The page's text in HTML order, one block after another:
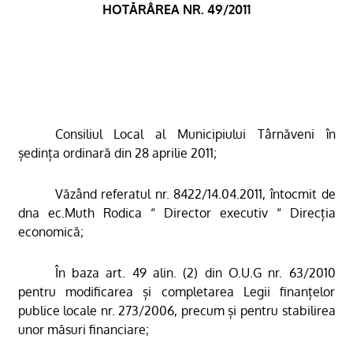
HOTĂRÂREA NR. 49/2011
Consiliul Local al Municipiului Târnăveni în
ședința ordinară din 28 aprilie 2011;
Văzând referatul nr. 8422/14.04.2011, întocmit de
dna ec.Muth Rodica “ Director executiv “ Direcția
economică;
În baza art. 49 alin. (2) din O.U.G nr. 63/2010
pentru modificarea și completarea Legii finanțelor
publice locale nr. 273/2006, precum și pentru stabilirea
unor măsuri financiare;